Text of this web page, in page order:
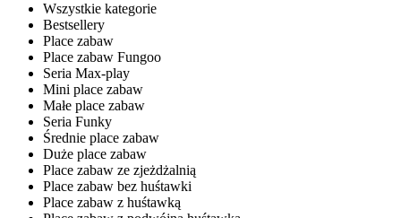
Wszystkie kategorie
Bestsellery
Place zabaw
Place zabaw Fungoo
Seria Max-play
Mini place zabaw
Małe place zabaw
Seria Funky
Średnie place zabaw
Duże place zabaw
Place zabaw ze zjeżdżalnią
Place zabaw bez huśtawki
Place zabaw z huśtawką